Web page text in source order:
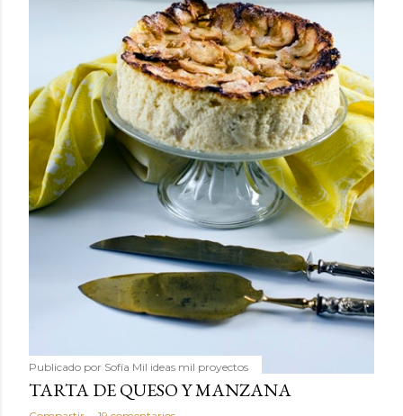
Publicado por Sofía Mil ideas mil proyectos
TARTA DE QUESO Y MANZANA